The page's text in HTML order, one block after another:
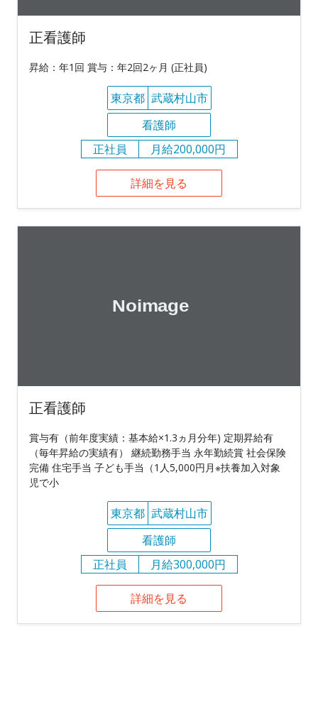
正看護師
昇給：年1回 賞与：年2回2ヶ月 (正社員)
東京都 武蔵村山市
看護師
正社員
月給200,000円
詳細を見る
正看護師
賞与有（前年度実績：基本給×1.3ヵ月分年) 定期昇給有
（毎年昇給の実績有） 継続勤務手当 永年勤続賞 社会保険
完備 住宅手当 子ども手当（1人5,000円月※扶養加入対象
児で小
東京都 武蔵村山市
看護師
正社員
月給300,000円
詳細を見る